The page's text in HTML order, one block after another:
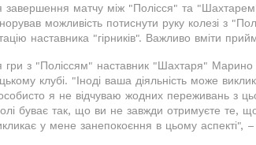
завершення матчу між "Полісся" та
можливість потиснути руку колезі з
наставника "гірників". Важливо вміти
гри з "Поліссям" наставник "Шахтаря"
клубі. "Іноді ваша діяльність може
я не відчуваю жодних переживань з
буває так, що ви не завжди отримуєте те,
у мене занепокоєння в цьому аспекті", –